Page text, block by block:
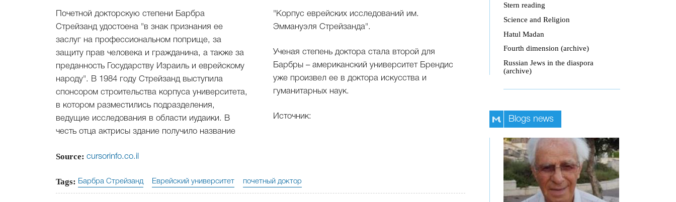
Почетной докторскую степени Барбра
Стрейзанд удостоена "в знак признания ее
заслуг на профессиональном поприще, за
защиту прав человека и гражданина, а также за
преданность Государству Израиль и еврейскому
народу". В 1984 году Стрейзанд выступила
спонсором строительства корпуса университета,
в котором разместились подразделения,
ведущие исследования в области иудаики. В
честь отца актрисы здание получило название
"Корпус еврейских исследований им.
Эммануэля Стрейзанда".
Ученая степень доктора стала второй для
Барбры – американский университет Брендис
уже произвел ее в доктора искусства и
гуманитарных наук.
Источник:
Source: cursorinfo.co.il
Tags: Барбра Стрейзанд Еврейский университет почетный доктор
Stern reading
Science and Religion
Hatul Madan
Fourth dimension (archive)
Russian Jews in the diaspora
(archive)
Blogs news